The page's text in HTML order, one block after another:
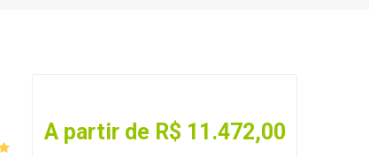
A partir de R$ 11.472,00